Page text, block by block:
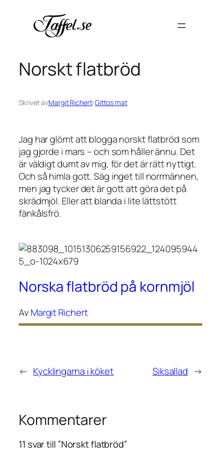
innehåll
Norskt flatbröd
Skrivet avMargit RichertiGittos mat
Jag har glömt att blogga norskt flatbröd som
jag gjorde i mars – och som håller ännu. Det
är väldigt dumt av mig, för det är rätt nyttigt.
Och så himla gott. Säg inget till norrmännen,
men jag tycker det är gott att göra det på
skrädmjöl. Eller att blanda i lite lättstött
fänkålsfrö.
Norska flatbröd på kornmjöl
AvMargit Richert
← Kycklingarna i köket Siksallad →
Kommentarer
11 svar till ”Norskt flatbröd”